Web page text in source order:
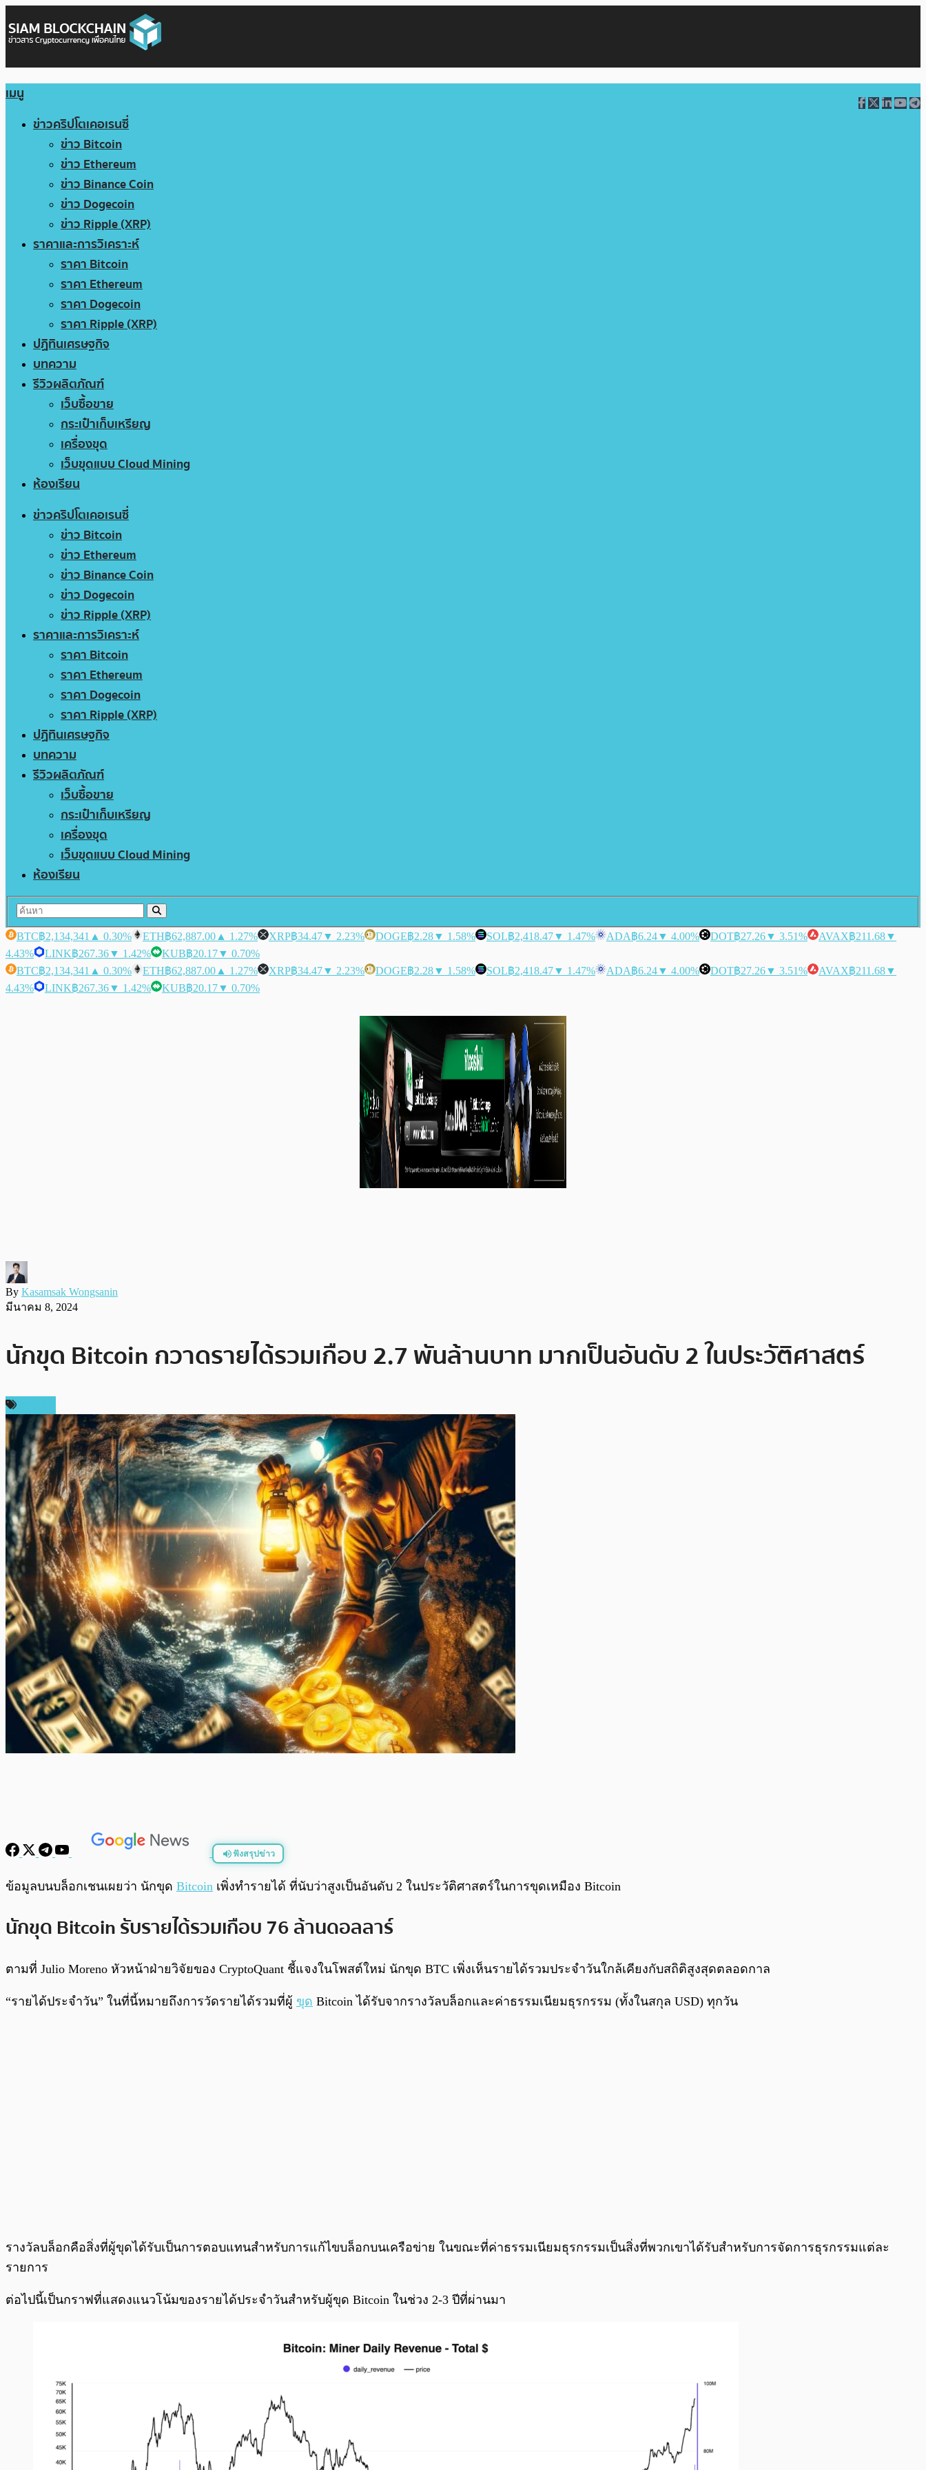
เมนู
ข่าวคริปโตเคอเรนซี่
ข่าว Bitcoin
ข่าว Ethereum
ข่าว Binance Coin
ข่าว Dogecoin
ข่าว Ripple (XRP)
ราคาและการวิเคราะห์
ราคา Bitcoin
ราคา Ethereum
ราคา Dogecoin
ราคา Ripple (XRP)
ปฏิทินเศรษฐกิจ
บทความ
รีวิวผลิตภัณฑ์
เว็บซื้อขาย
กระเป๋าเก็บเหรียญ
เครื่องขุด
เว็บขุดแบบ Cloud Mining
ห้องเรียน
ข่าวคริปโตเคอเรนซี่
ข่าว Bitcoin
ข่าว Ethereum
ข่าว Binance Coin
ข่าว Dogecoin
ข่าว Ripple (XRP)
ราคาและการวิเคราะห์
ราคา Bitcoin
ราคา Ethereum
ราคา Dogecoin
ราคา Ripple (XRP)
ปฏิทินเศรษฐกิจ
บทความ
รีวิวผลิตภัณฑ์
เว็บซื้อขาย
กระเป๋าเก็บเหรียญ
เครื่องขุด
เว็บขุดแบบ Cloud Mining
ห้องเรียน
BTC฿2,134,341 ▲ 0.30% ETH฿62,887.00 ▲ 1.27% XRP฿34.47▼ 2.23% DOGE฿2.28▼ 1.58% SOL฿2,418.47▼ 1.47% ADA฿6.24▼ 4.00% DOT฿27.26▼ 3.51% AVAX฿211.68▼
4.43%
LINK฿267.36▼ 1.42% KUB฿20.17▼ 0.70%
BTC฿2,134,341 ▲ 0.30% ETH฿62,887.00 ▲ 1.27% XRP฿34.47▼ 2.23% DOGE฿2.28▼ 1.58% SOL฿2,418.47▼ 1.47% ADA฿6.24▼ 4.00% DOT฿27.26▼ 3.51% AVAX฿211.68▼
4.43%
LINK฿267.36▼ 1.42% KUB฿20.17▼ 0.70%
By Kasamsak Wongsanin
มีนาคม 8, 2024
นักขุด Bitcoin กวาดรายได้รวมเกือบ 2.7 พันล้านบาท มากเป็นอันดับ 2 ในประวัติศาสตร์
ฟังสรุปข่าว
พร้อมเล่น
ข้อมูลบนบล็อกเชนเผยว่า นักขุด Bitcoin เพิ่งทำรายได้ ที่นับว่าสูงเป็นอันดับ 2 ในประวัติศาสตร์ในการขุดเหมือง Bitcoin
นักขุด Bitcoin รับรายได้รวมเกือบ 76 ล้านดอลลาร์
ตามที่ Julio Moreno หัวหน้าฝ่ายวิจัยของ CryptoQuant ชี้แจงในโพสต์ใหม่ นักขุด BTC เพิ่งเห็นรายได้รวมประจำวันใกล้เคียงกับสถิติสูงสุดตลอดกาล
“รายได้ประจำวัน” ในที่นี้หมายถึงการวัดรายได้รวมที่ผู้ ขุด Bitcoin ได้รับจากรางวัลบล็อกและค่าธรรมเนียมธุรกรรม (ทั้งในสกุล USD) ทุกวัน
รางวัลบล็อกคือสิ่งที่ผู้ขุดได้รับเป็นการตอบแทนสำหรับการแก้ไขบล็อกบนเครือข่าย ในขณะที่ค่าธรรมเนียมธุรกรรมเป็นสิ่งที่พวกเขาได้รับสำหรับการจัดการธุรกรรมแต่ละ
รายการ
ต่อไปนี้เป็นกราฟที่แสดงแนวโน้มของรายได้ประจำวันสำหรับผู้ขุด Bitcoin ในช่วง 2-3 ปีที่ผ่านมา